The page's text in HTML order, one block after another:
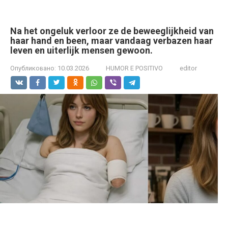
Na het ongeluk verloor ze de beweeglijkheid van
haar hand en been, maar vandaag verbazen haar
leven en uiterlijk mensen gewoon.
Опубликовано: 10.03.2026 HUMOR E POSITIVO editor